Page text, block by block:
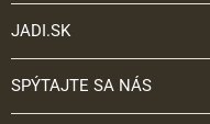
JADI.SK
SPÝTAJTE SA NÁS